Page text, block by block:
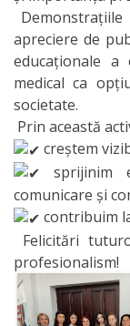
EduLIFE
Consiliul
Elevilor
Tekwill
în
apreciere de
educaționale
medical ca
societate.
Prin această
creștem
sprijinim
comunicare și
contribuim
Felicitări
profesionalism!